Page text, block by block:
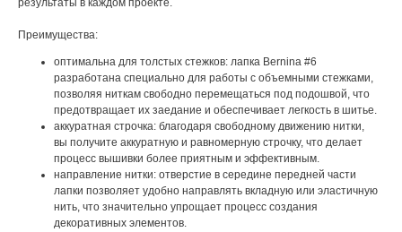
результаты в каждом проекте.
Преимущества:
оптимальна для толстых стежков: лапка Bernina #6
разработана специально для работы с объемными стежками,
позволяя ниткам свободно перемещаться под подошвой, что
предотвращает их заедание и обеспечивает легкость в шитье.
аккуратная строчка: благодаря свободному движению нитки,
вы получите аккуратную и равномерную строчку, что делает
процесс вышивки более приятным и эффективным.
направление нитки: отверстие в середине передней части
лапки позволяет удобно направлять вкладную или эластичную
нить, что значительно упрощает процесс создания
декоративных элементов.